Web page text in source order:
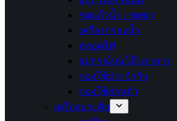
ชุดแก้วน้ำ / ชุดชา
เครื่องกรองน้ำ
หลอดไฟ
อุปกรณ์บนโต๊ะอาหาร
ของใช้ประจำวัน
ของใช้ส่วนตัว
เครื่องประดับ